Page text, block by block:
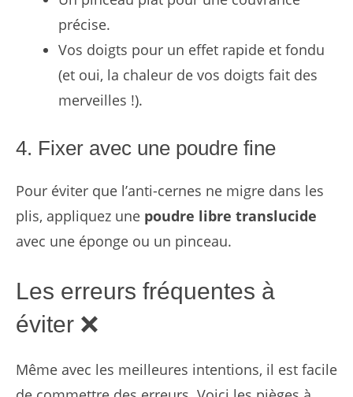
précise.
Vos doigts pour un effet rapide et fondu
(et oui, la chaleur de vos doigts fait des
merveilles !).
4. Fixer avec une poudre fine
Pour éviter que l’anti-cernes ne migre dans les
plis, appliquez une poudre libre translucide
avec une éponge ou un pinceau.
Les erreurs fréquentes à
éviter ❌
Même avec les meilleures intentions, il est facile